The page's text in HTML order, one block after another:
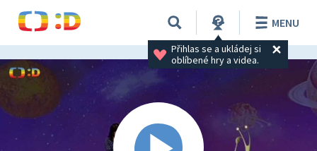
Přihlas se a ukládej si
oblíbené hry a videa.
MENU